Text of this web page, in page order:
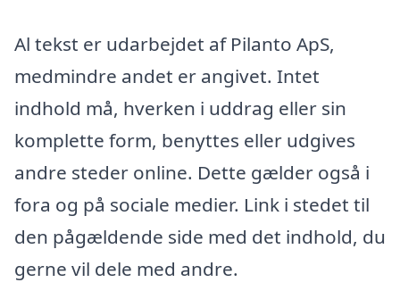
Al tekst er udarbejdet af Pilanto ApS,
medmindre andet er angivet. Intet
indhold må, hverken i uddrag eller sin
komplette form, benyttes eller udgives
andre steder online. Dette gælder også i
fora og på sociale medier. Link i stedet til
den pågældende side med det indhold, du
gerne vil dele med andre.